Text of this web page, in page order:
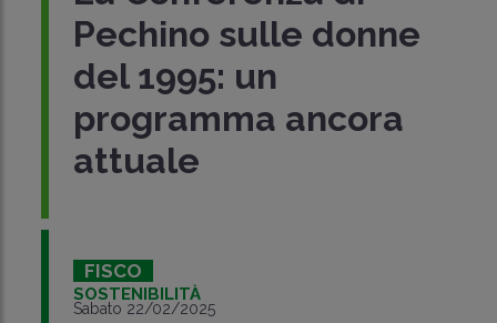
Pechino sulle donne
del 1995: un
programma ancora
attuale
FISCO
SOSTENIBILITÀ
Sabato 22/02/2025